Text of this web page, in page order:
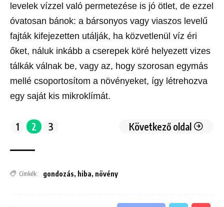
levelek vízzel való permetezése is jó ötlet, de ezzel
óvatosan bánok: a bársonyos vagy viaszos levelű
fajták kifejezetten utálják, ha közvetlenül víz éri
őket, náluk inkább a cserepek köré helyezett vizes
tálkák válnak be, vagy az, hogy szorosan egymás
mellé csoportosítom a növényeket, így létrehozva
egy saját kis mikroklímát.
1 2 3 Következő oldal
Címkék: gondozás, hiba, növény